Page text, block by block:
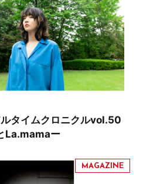
タイムクロニクルvol.50
La.mamaー